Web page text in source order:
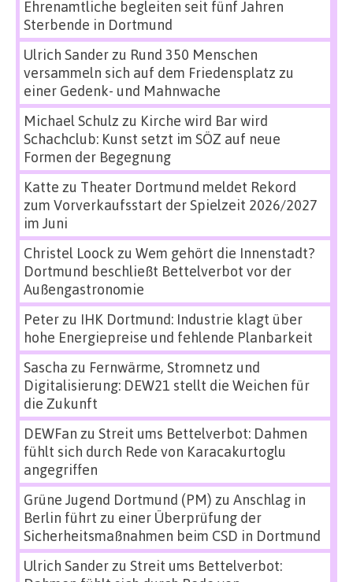
Ehrenamtliche begleiten seit fünf Jahren
Sterbende in Dortmund
Ulrich Sanderzu Rund 350 Menschen
versammeln sich auf dem Friedensplatz zu
einer Gedenk- und Mahnwache
Michael Schulz zu Kirche wird Bar wird
Schachclub: Kunst setzt im SÖZ auf neue
Formen der Begegnung
Katte zu Theater Dortmund meldet Rekord
zum Vorverkaufsstart der Spielzeit 2026/2027
im Juni
Christel Loock zu Wem gehört die Innenstadt?
Dortmund beschließt Bettelverbot vor der
Außengastronomie
Peterzu IHK Dortmund: Industrie klagt über
hohe Energiepreise und fehlende Planbarkeit
Sascha zu Fernwärme, Stromnetz und
Digitalisierung: DEW21 stellt die Weichen für
die Zukunft
DEWFan zu Streit ums Bettelverbot: Dahmen
fühlt sich durch Rede von Karacakurtoglu
angegriffen
Grüne Jugend Dortmund (PM) zu Anschlag in
Berlin führt zu einer Überprüfung der
Sicherheitsmaßnahmen beim CSD in Dortmund
Ulrich Sanderzu Streit ums Bettelverbot: